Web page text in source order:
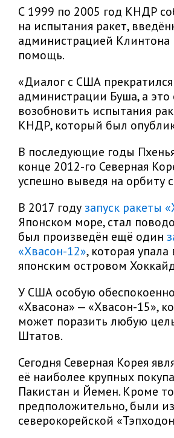
С 1999 по 2005 год КНДР
на испытания ракет,
администрацией
помощь.
«Диалог с США
администрации Буша, а это
возобновить испытания
КНДР, который был
В последующие годы
конце 2012-го Северная
успешно выведя на орбиту
В 2017 году запуск ракеты
Японском море, стал
был произведён ещё один
«Хвасон-12», которая
японским островом
У США особую
«Хвасона» — «Хвасон-15»,
может поразить любую
Штатов.
Сегодня Северная Корея
её наиболее крупных
Пакистан и Йемен. Кроме
предположительно, были
северокорейской